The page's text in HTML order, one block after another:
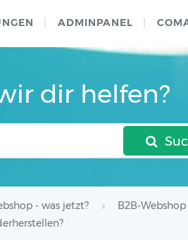
ADMINPANEL
dir helfen?
- was jetzt?
B2B-